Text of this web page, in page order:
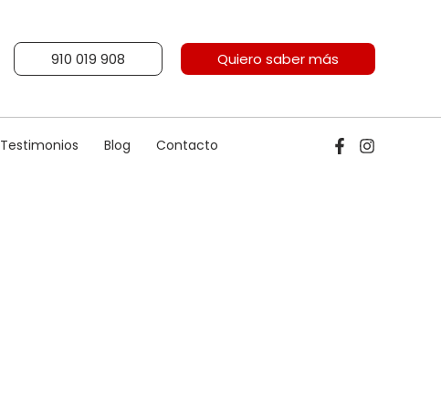
910 019 908 Quiero saber más
Testimonios Blog Contacto